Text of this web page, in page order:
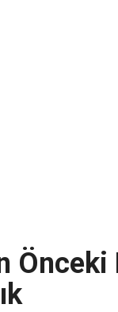
Önceki